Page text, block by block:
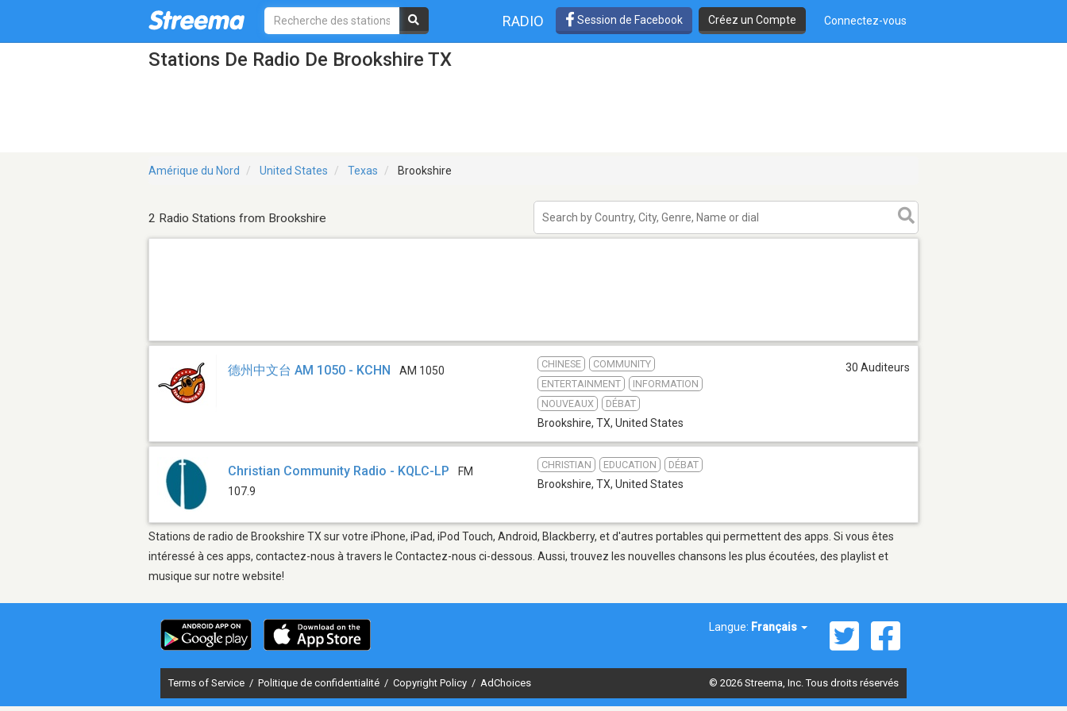
RADIO Session de Facebook Créez un Compte Connectez-vous
Stations De Radio De Brookshire TX
Amérique du Nord United States Texas Brookshire
2 Radio Stations from Brookshire
德州中文台 AM 1050 - KCHN AM 1050
CHINESE
COMMUNITY
ENTERTAINMENT
INFORMATION
NOUVEAUX
DÉBAT
Brookshire, TX, United States
30 Auditeurs
Christian Community Radio - KQLC-LP
FM
107.9
CHRISTIAN EDUCATION DÉBAT
Brookshire, TX, United States
Stations de radio de Brookshire TX sur votre iPhone, iPad, iPod Touch, Android, Blackberry, et d'autres portables qui permettent des apps. Si vous êtes
intéressé à ces apps, contactez-nous à travers le Contactez-nous ci-dessous. Aussi, trouvez les nouvelles chansons les plus écoutées, des playlist et
musique sur notre website!
Langue: Français
Terms of Service / Politique de confidentialité / Copyright Policy / AdChoices © 2026 Streema, Inc. Tous droits réservés